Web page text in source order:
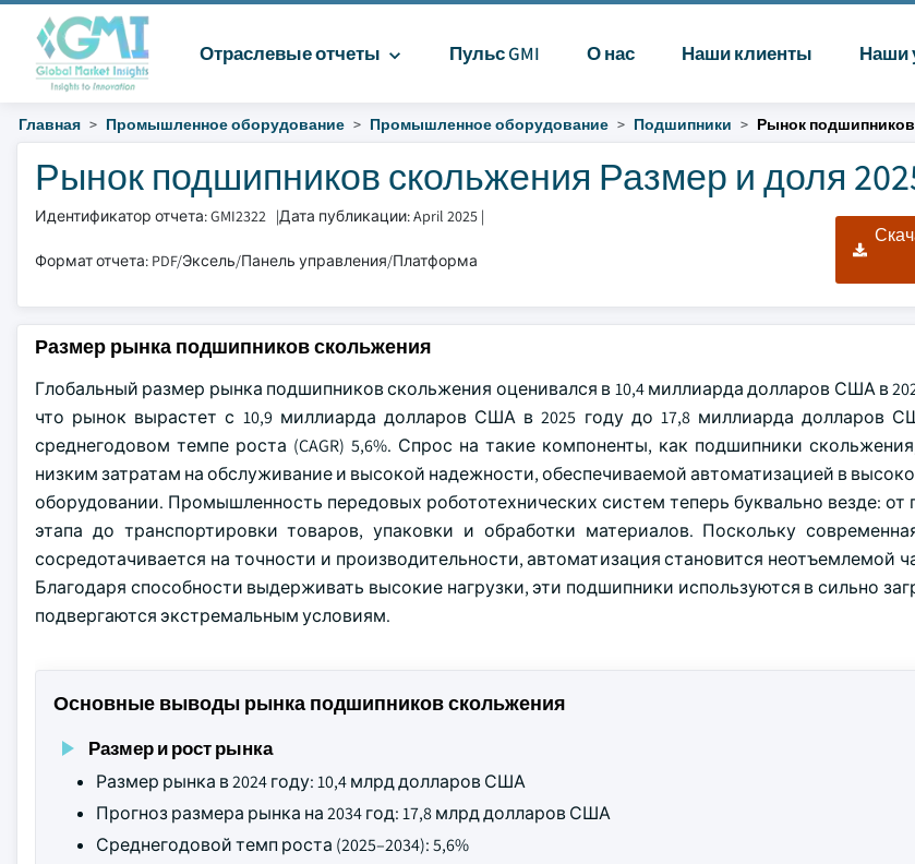
Отраслевые отчеты Пульс GMI О нас Наши клиенты Наши
Главная Промышленное оборудование Промышленное оборудование Подшипники Рынок
Рынок подшипников скольжения Размер и доля
Идентификатор отчета: GMI2322 |Дата публикации: April 2025 |
Формат отчета: PDF/Эксель/Панель управления/Платформа
Размер рынка подшипников скольжения
Глобальный размер рынка подшипников скольжения оценивался в 10,4 миллиарда долларов США в
что рынок вырастет с 10,9 миллиарда долларов США в 2025 году до 17,8 миллиарда долларов
среднегодовом темпе роста (CAGR) 5,6%. Спрос на такие компоненты, как подшипники
низким затратам на обслуживание и высокой надежности, обеспечиваемой автоматизацией в
оборудовании. Промышленность передовых робототехнических систем теперь буквально везде: от
этапа до транспортировки товаров, упаковки и обработки материалов. Поскольку
сосредотачивается на точности и производительности, автоматизация становится неотъемлемой
Благодаря способности выдерживать высокие нагрузки, эти подшипники используются в сильно
подвергаются экстремальным условиям.
Основные выводы рынка подшипников скольжения
Размер и рост рынка
Размер рынка в 2024 году: 10,4 млрд долларов США
Прогноз размера рынка на 2034 год: 17,8 млрд долларов США
Среднегодовой темп роста (2025–2034): 5,6%